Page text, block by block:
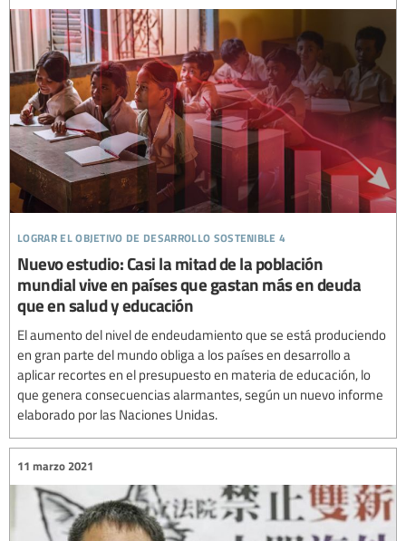
lograr el objetivo de desarrollo sostenible 4
Nuevo estudio: Casi la mitad de la población
mundial vive en países que gastan más en deuda
que en salud y educación
El aumento del nivel de endeudamiento que se está produciendo
en gran parte del mundo obliga a los países en desarrollo a
aplicar recortes en el presupuesto en materia de educación, lo
que genera consecuencias alarmantes, según un nuevo informe
elaborado por las Naciones Unidas.
11 marzo 2021